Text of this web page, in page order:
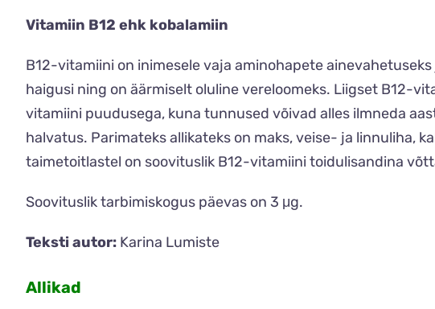
Vitamiin B12 ehk kobalamiin
B12-vitamiini on inimesele vaja aminohapete
haigusi ning on äärmiselt oluline vereloomeks. Liigset B12-
vitamiini puudusega, kuna tunnused võivad alles ilmneda
halvatus. Parimateks allikateks on maks, veise- ja linnuliha,
taimetoitlastel on soovituslik B12-vitamiini toidulisandina
Soovituslik tarbimiskogus päevas on 3 μg.
Teksti autor: Karina Lumiste
Allikad